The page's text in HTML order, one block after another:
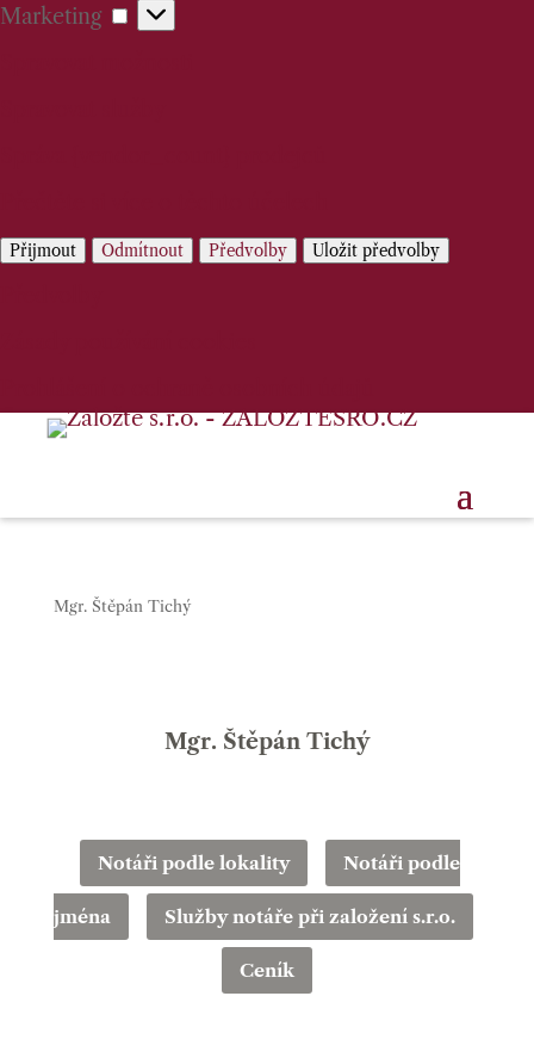
Marketing
Marketing
Přijmout Odmítnout Předvolby Uložit předvolby
Mgr. Štěpán Tichý
Mgr. Štěpán Tichý
Notáři podle lokality Notáři podle
jména Služby notáře při založení s.r.o.
Ceník